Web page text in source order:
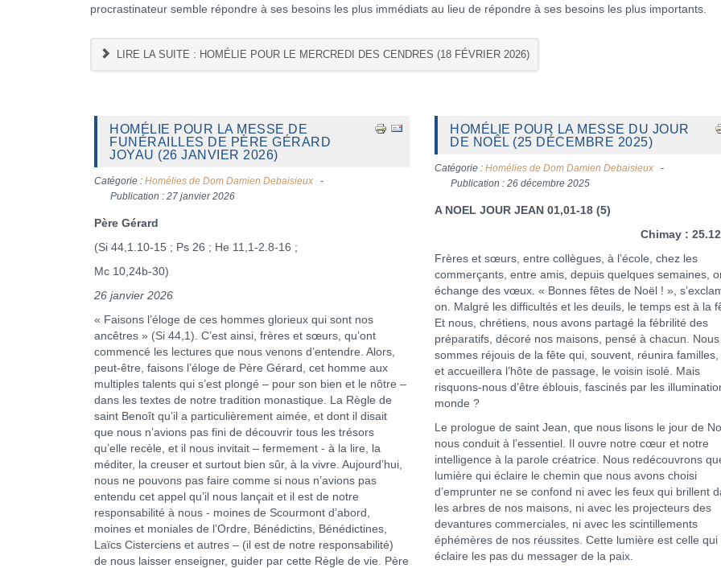
procrastinateur semble répondre à ses besoins les plus immédiats au lieu de répondre à ses besoins les plus importants.
LIRE LA SUITE : HOMÉLIE POUR LE MERCREDI DES CENDRES (18 FÉVRIER 2026)
HOMÉLIE POUR LA MESSE DE
FUNÉRAILLES DE PÈRE GÉRARD
JOYAU (26 JANVIER 2026)
Catégorie : Homélies de Dom Damien Debaisieux
Publication : 27 janvier 2026
Père Gérard
(Si 44,1.10-15 ; Ps 26 ; He 11,1-2.8-16 ;
Mc 10,24b-30)
26 janvier 2026
« Faisons l’éloge de ces hommes glorieux qui sont nos
ancêtres » (Si 44,1). C’est ainsi, frères et sœurs, qu’ont
commencé les lectures que nous venons d’entendre. Alors,
peut-être, faisons l’éloge de Père Gérard, cet homme aux
multiples talents qui s’est plongé – pour son bien et le nôtre –
dans les textes de notre tradition monastique. La Règle de
saint Benoît qu’il a particulièrement aimée, et dont il disait
que nous n’avions pas fini de découvrir tous les trésors
qu’elle recèle, et il nous invitait – fermement - à la lire, la
méditer, la creuser et surtout bien sûr, à la vivre. Aujourd’hui,
nous ne pouvons pas faire comme si nous n’avions pas
entendu cet appel qu’il nous lançait et il est de notre
responsabilité à nous - moines de Scourmont d’abord,
moines et moniales de l’Ordre, Bénédictins, Bénédictines,
Laïcs Cisterciens et autres – (il est de notre responsabilité)
de nous laisser enseigner, guider par cette Règle de vie. Père
HOMÉLIE POUR LA MESSE DU JOUR
DE NOÊL (25 DÉCEMBRE 2025)
Catégorie :Homélies de Dom Damien Debaisieux
Publication : 26 décembre 2025
A NOEL JOUR JEAN 01,01-18 (5)
Chimay :
Frères et sœurs, entre collègues, à l’école, chez les
commerçants, entre amis, depuis quelques semaines,
échange des vœux. « Bonnes fêtes de Noël ! »,
on. Malgré les difficultés et les deuils, le temps est à la
Et nous, chrétiens, nous avons partagé la fébrilité des
préparatifs, décoré nos maisons, pensé à chacun.
sommes réjouis de la fête qui, souvent, réunira familles,
et accueillera l’hôte de passage, le voisin isolé. Mais
risquons-nous d’être éblouis, fascinés par les
monde ?
Le prologue de saint Jean, que nous lisons le jour de
nous conduit à l’essentiel. Il ouvre notre cœur et notre
intelligence à la parole créatrice. Nous redécouvrons
lumière qui éclaire le chemin que nous avons choisi
d’emprunter ne se confond ni avec les feux qui brillent
les arbres de nos maisons, ni avec les projecteurs des
devantures commerciales, ni avec les scintillements
éphémères de nos réussites. Cette lumière est celle qui
éclaire les pas du messager de la paix.